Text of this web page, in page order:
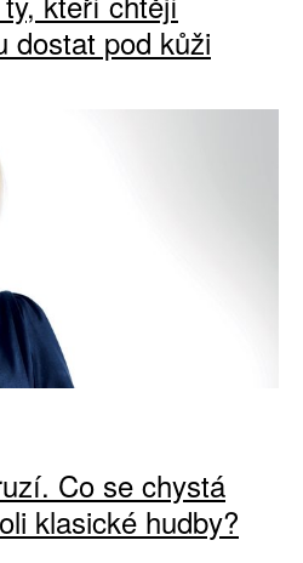
dostat pod kůži
Co se chystá
klasické hudby?